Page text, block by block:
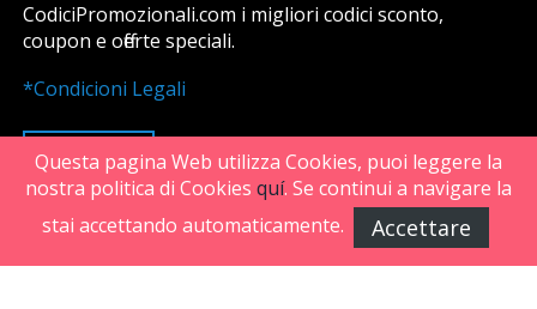
CodiciPromozionali.com i migliori codici sconto,
coupon e offerte speciali.
*Condicioni Legali
VAI SU
FiveDoors Network 2018
Questa pagina Web utilizza Cookies, puoi leggere la
nostra politica di Cookies quí. Se continui a navigare la
stai accettando automaticamente.
Accettare